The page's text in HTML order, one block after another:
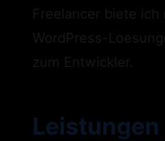
Leistungen